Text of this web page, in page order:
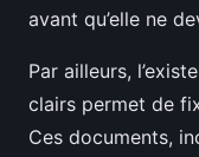
avant qu’elle ne
Par ailleurs,
clairs permet de
Ces documents,